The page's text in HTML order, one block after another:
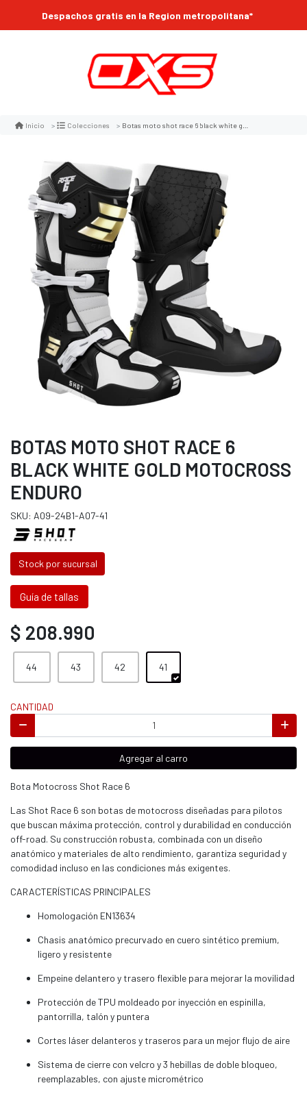
Despachos gratis en la Region metropolitana*
Inicio Colecciones Botas moto shot race 6 black white gold motocross enduro
BOTAS MOTO SHOT RACE 6
BLACK WHITE GOLD MOTOCROSS
ENDURO
SKU: A09-24B1-A07-41
Stock por sucursal
Guía de tallas
$ 208.990
44 43 42 41
CANTIDAD
Agregar al carro
Bota Motocross Shot Race 6
Las Shot Race 6 son botas de motocross diseñadas para pilotos
que buscan máxima protección, control y durabilidad en conducción
off-road. Su construcción robusta, combinada con un diseño
anatómico y materiales de alto rendimiento, garantiza seguridad y
comodidad incluso en las condiciones más exigentes.
CARACTERÍSTICAS PRINCIPALES
Homologación EN13634
Chasis anatómico precurvado en cuero sintético premium,
ligero y resistente
Empeine delantero y trasero flexible para mejorar la movilidad
Protección de TPU moldeado por inyección en espinilla,
pantorrilla, talón y puntera
Cortes láser delanteros y traseros para un mejor flujo de aire
Sistema de cierre con velcro y 3 hebillas de doble bloqueo,
reemplazables, con ajuste micrométrico